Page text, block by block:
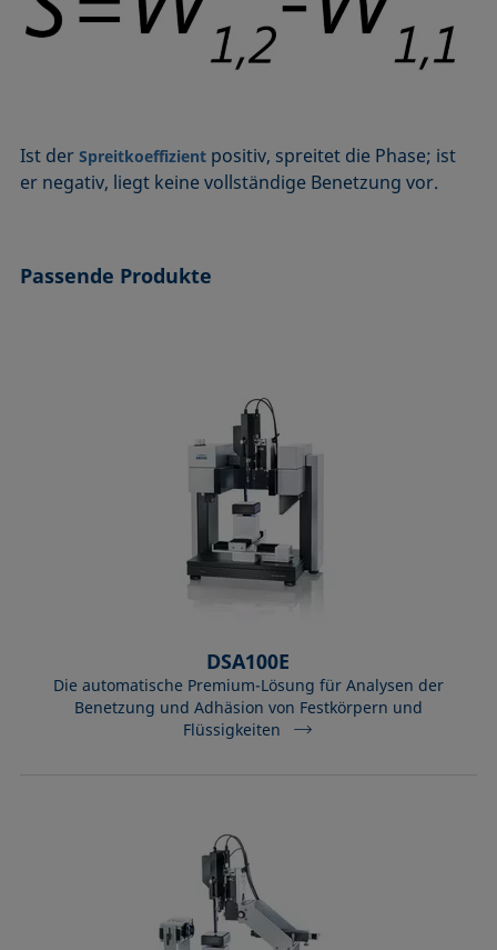
Mizelle
Oberflächenspannung
Ist derSpreitkoeffizient positiv, spreitet die Phase; ist
er negativ, liegt keine vollständige Benetzung vor.
Passende Produkte
DSA100E
Die automatische Premium-Lösung für Analysen der
Benetzung und Adhäsion von Festkörpern und
Flüssigkeiten